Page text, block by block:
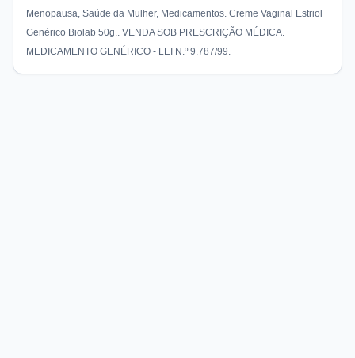
Menopausa, Saúde da Mulher, Medicamentos. Creme Vaginal Estriol
Genérico Biolab 50g.. VENDA SOB PRESCRIÇÃO MÉDICA.
MEDICAMENTO GENÉRICO - LEI N.º 9.787/99.